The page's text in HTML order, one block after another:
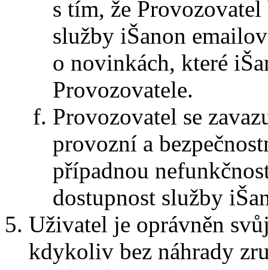
s tím, že
služby iŠanon
o novinkách, které
Provozovatele.
Provozovatel se
provozní a
případnou
dostupnost služby
Uživatel je oprávněn
kdykoliv bez náhrady